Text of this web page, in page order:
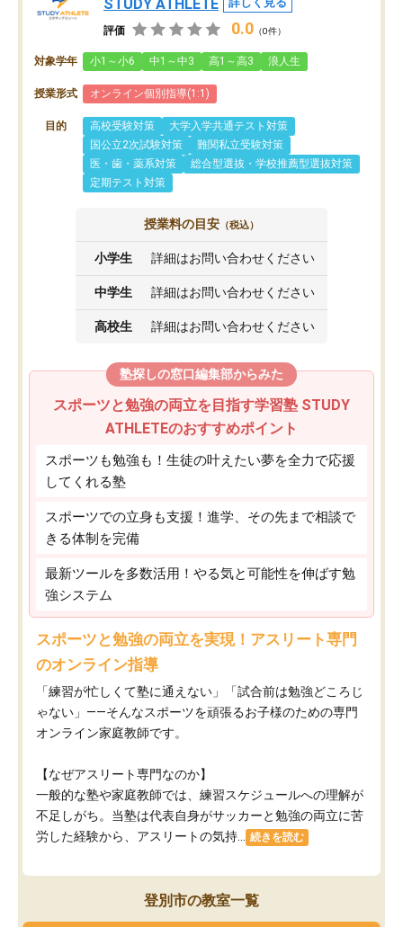
STUDY ATHLETE
評価 0.0 （0件）
対象学年 小1～小6 中1～中3 高1～高3 浪人生
授業形式 オンライン個別指導(1:1)
目的 高校受験対策
大学入学共通テスト対策
国公立2次試験対策
難関私立受験対策
医・歯・薬系対策
総合型選抜・学校推薦型選抜対策
定期テスト対策
授業料の目安 （税込）
小学生 詳細はお問い合わせください
中学生 詳細はお問い合わせください
高校生 詳細はお問い合わせください
塾探しの窓口編集部からみた
スポーツと勉強の両立を目指す学習塾 STUDY
ATHLETEのおすすめポイント
スポーツも勉強も！生徒の叶えたい夢を全力で応援
してくれる塾
スポーツでの立身も支援！進学、その先まで相談で
きる体制を完備
最新ツールを多数活用！やる気と可能性を伸ばす勉
強システム
スポーツと勉強の両立を実現！アスリート専門
のオンライン指導
「練習が忙しくて塾に通えない」「試合前は勉強どころじ
ゃない」——そんなスポーツを頑張るお子様のための専門
オンライン家庭教師です。
【なぜアスリート専門なのか】
一般的な塾や家庭教師では、練習スケジュールへの理解が
不足しがち。当塾は代表自身がサッカーと勉強の両立に苦
労した経験から、アスリートの気持...
続きを読む
登別市の教室一覧